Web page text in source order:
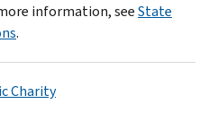
information, seeState
.
Charity